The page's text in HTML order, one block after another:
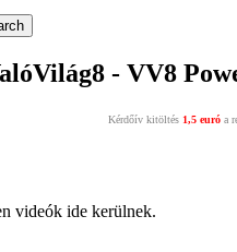
- VV8
Kérdőív kitöltés 1,5 euró a
videók ide kerülnek.